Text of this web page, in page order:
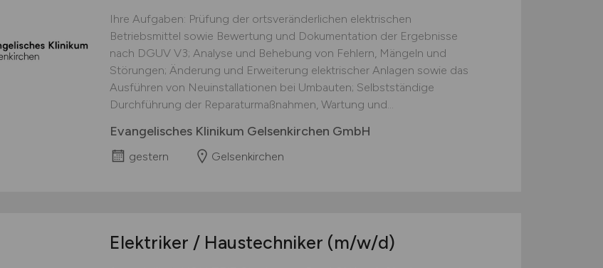
Ihre Aufgaben: Prüfung der ortsveränderlichen elektrischen
Betriebsmittel sowie Bewertung und Dokumentation der Ergebnisse
nach DGUV V3; Analyse und Behebung von Fehlern, Mängeln und
Störungen; Änderung und Erweiterung elektrischer Anlagen sowie das
Ausführen von Neuinstallationen bei Umbauten; Selbstständige
Durchführung der Reparaturmaßnahmen, Wartung und...
Evangelisches Klinikum Gelsenkirchen GmbH
gestern Gelsenkirchen
Elektriker / Haustechniker (m/w/d)